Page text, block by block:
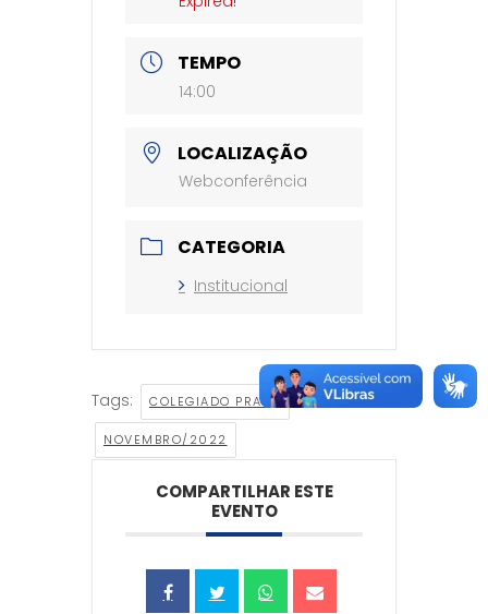
TEMPO
14:00
LOCALIZAÇÃO
Webconferência
CATEGORIA
Institucional
Tags: COLEGIADO PRACE ,
NOVEMBRO/2022
COMPARTILHAR ESTE
EVENTO